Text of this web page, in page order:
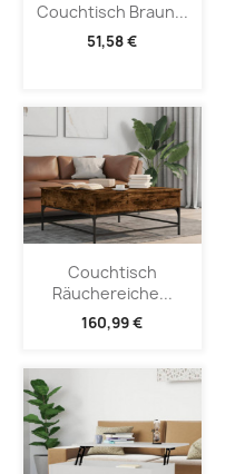
Couchtisch Braun...
51,58 €
Couchtisch
Räuchereiche...
160,99 €